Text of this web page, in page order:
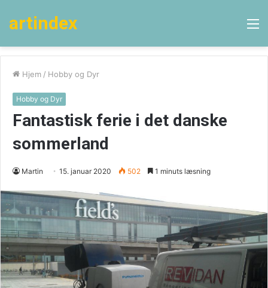
artindex
Hjem / Hobby og Dyr
Hobby og Dyr
Fantastisk ferie i det danske
sommerland
Martin 15. januar 2020 502 1 minuts læsning